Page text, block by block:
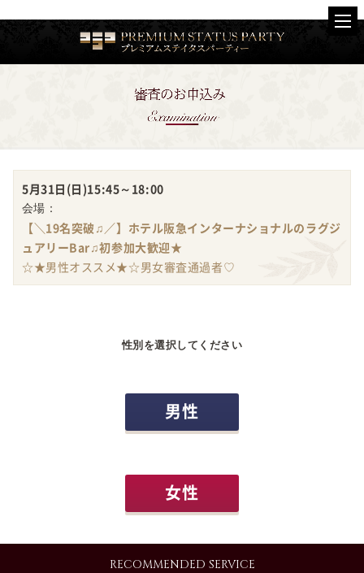
5月31日(日)15:45～18:00
会場：
【＼19名突破♫／】ホテル阪急インターナショナルのラグジ
ュアリーBar♫初参加大歓迎★
☆★男性オススメ★☆男女審査通過者♡
性別を選択してください
男性
女性
RECOMMENDED SERVICE